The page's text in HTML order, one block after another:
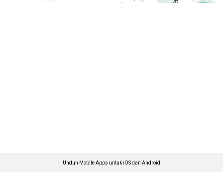
Unduh Mobile Apps untuk iOS dan Android